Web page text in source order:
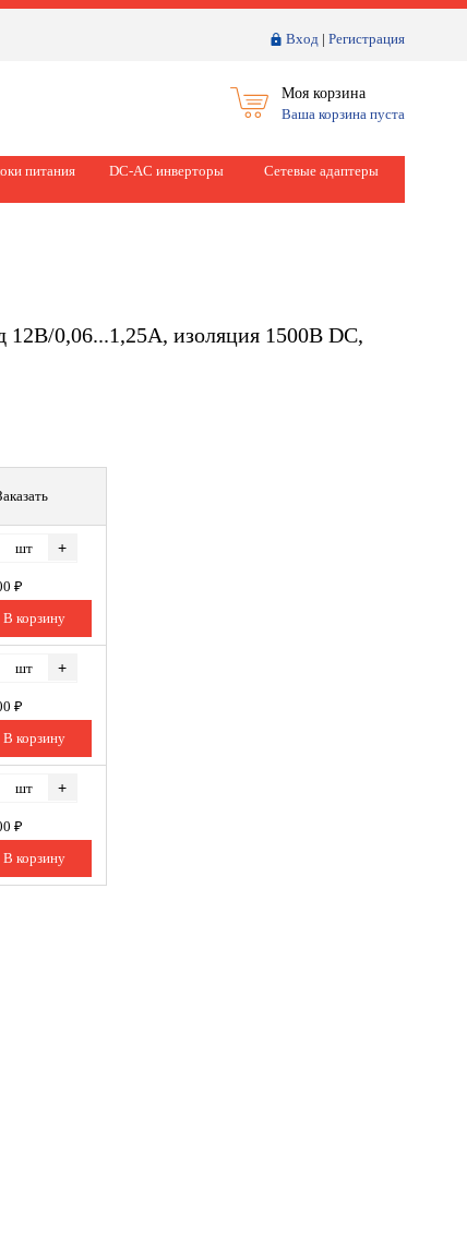
Вход | Регистрация
Моя корзина
Ваша корзина пуста
питания DC-AC инверторы Сетевые адаптеры
0,06...1,25А, изоляция 1500В DC,
шт +
₽
В корзину
шт +
₽
В корзину
шт +
₽
В корзину